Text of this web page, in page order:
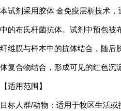
本试剂采用胶体 金免疫层析技术
中的布氏杆菌抗体。试剂中预包被
纤维膜与样本中的抗体结合，随后
体复合物结合，形成可见的红色沉
【适用范围】
目标人群/动物：适用于牧区生活